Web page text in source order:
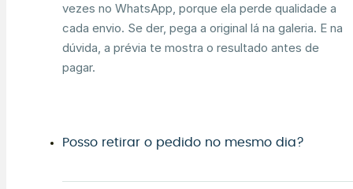
vezes no WhatsApp, porque ela perde qualidade a
cada envio. Se der, pega a original lá na galeria. E na
dúvida, a prévia te mostra o resultado antes de
pagar.
Posso retirar o pedido no mesmo dia?